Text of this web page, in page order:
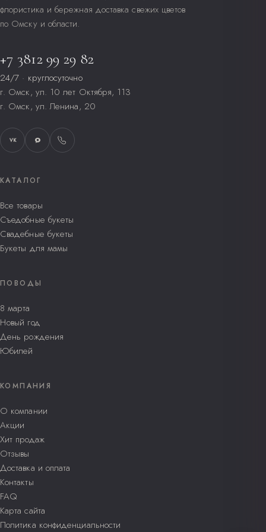
фруктов.
флористика и бережная доставка свежих цветов
по Омску и области.
+7 3812 99 29 82
24/7 · круглосуточно
г. Омск, ул. 10 лет Октября, 113
г. Омск, ул. Ленина, 20
VK
КАТАЛОГ
Все товары
Съедобные букеты
Свадебные букеты
Букеты для мамы
ПОВОДЫ
8 марта
Новый год
День рождения
Юбилей
КОМПАНИЯ
О компании
Акции
Хит продаж
Отзывы
Доставка и оплата
Контакты
FAQ
Карта сайта
Политика конфиденциальности